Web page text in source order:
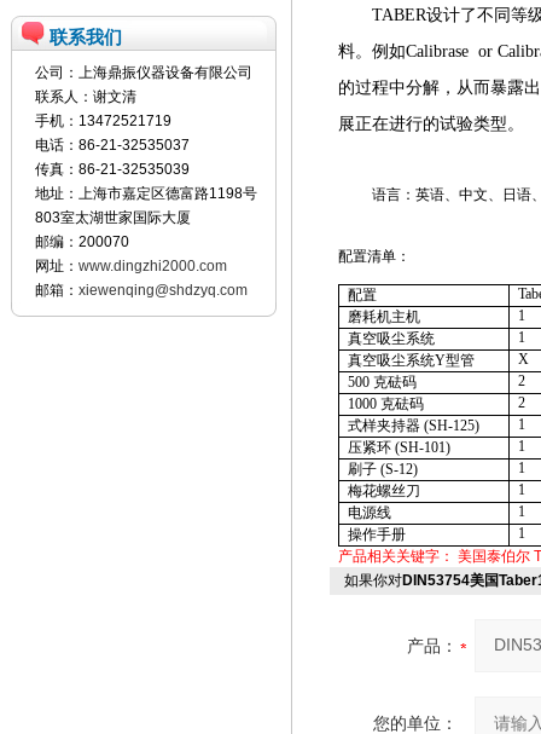
联系我们
公司：上海鼎振仪器设备有限公司
联系人：谢文清
手机：13472521719
电话：86-21-32535037
传真：86-21-32535039
地址：上海市嘉定区德富路1198号
803室太湖世家国际大厦
邮编：200070
网址： www.dingzhi2000.com
邮箱： xiewenqing@shdzyq.com
TABER设计了不同等
料。例如Calibrase or
的过程中分解，从而暴露
展正在进行的试验类型。
语言：英语、中文、日语
配置清单：
配置
磨耗机主机
1
真空吸尘系统
1
真空吸尘系统Y型管
X
500 克砝码
2
1000 克砝码
2
式样夹持器(SH-125)
1
压紧环(SH-101)
1
刷子(S-12)
1
梅花螺丝刀
1
电源线
1
操作手册
1
产品相关关键字： 美国泰伯尔
如果你对DIN53754美国
产品：
您的单位：